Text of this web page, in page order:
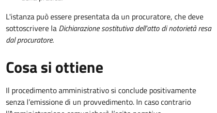
L'istanza può essere presentata da un procuratore, che deve
sottoscrivere la Dichiarazione sostitutiva dell'atto di notorietà resa
dal procuratore.
Cosa si ottiene
Il procedimento amministrativo si conclude positivamente
senza l’emissione di un provvedimento. In caso contrario